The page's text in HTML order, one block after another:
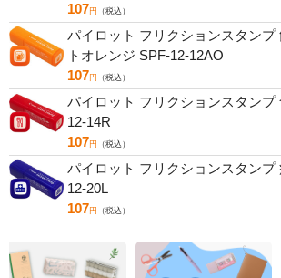
107円 （税込）
パイロット フリクションスタンプ
トオレンジ SPF-12-12AO
107円 （税込）
パイロット フリクションスタンプ
12-14R
107円 （税込）
パイロット フリクションスタンプ
12-20L
107円 （税込）